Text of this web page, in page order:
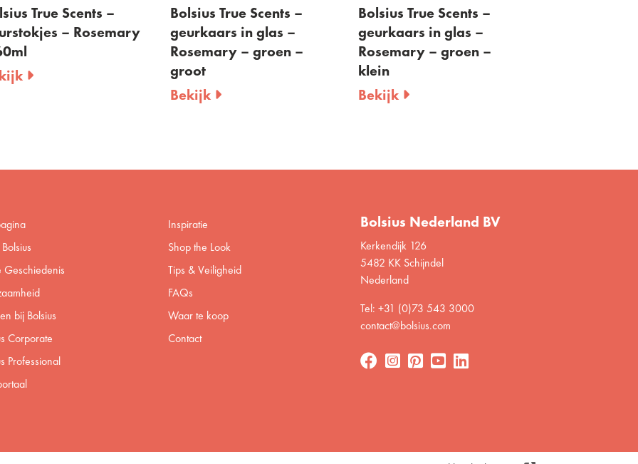
True Scents –
– Rosemary
Bolsius True Scents –
geurkaars in glas –
Rosemary – groen –
groot
Bekijk
Bolsius True Scents –
geurkaars in glas –
Rosemary – groen –
klein
Bekijk
bij Bolsius
Corporate
Professional
Inspiratie
Shop the Look
Tips & Veiligheid
FAQs
Waar te koop
Contact
Bolsius Nederland BV
Kerkendijk 126
5482 KK Schijndel
Nederland
Tel: +31 (0)73 543 3000
contact@bolsius.com